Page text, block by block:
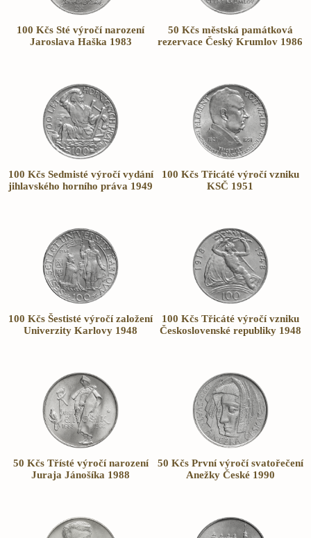
100 Kčs Sté výročí narození
Jaroslava Haška 1983
50 Kčs městská památková
rezervace Český Krumlov 1986
100 Kčs Sedmisté výročí vydání
jihlavského horního práva 1949
100 Kčs Třicáté výročí vzniku
KSČ 1951
100 Kčs Šestisté výročí založení
Univerzity Karlovy 1948
100 Kčs Třicáté výročí vzniku
Československé republiky 1948
50 Kčs Třísté výročí narození
Juraja Jánošíka 1988
50 Kčs První výročí svatořečení
Anežky České 1990